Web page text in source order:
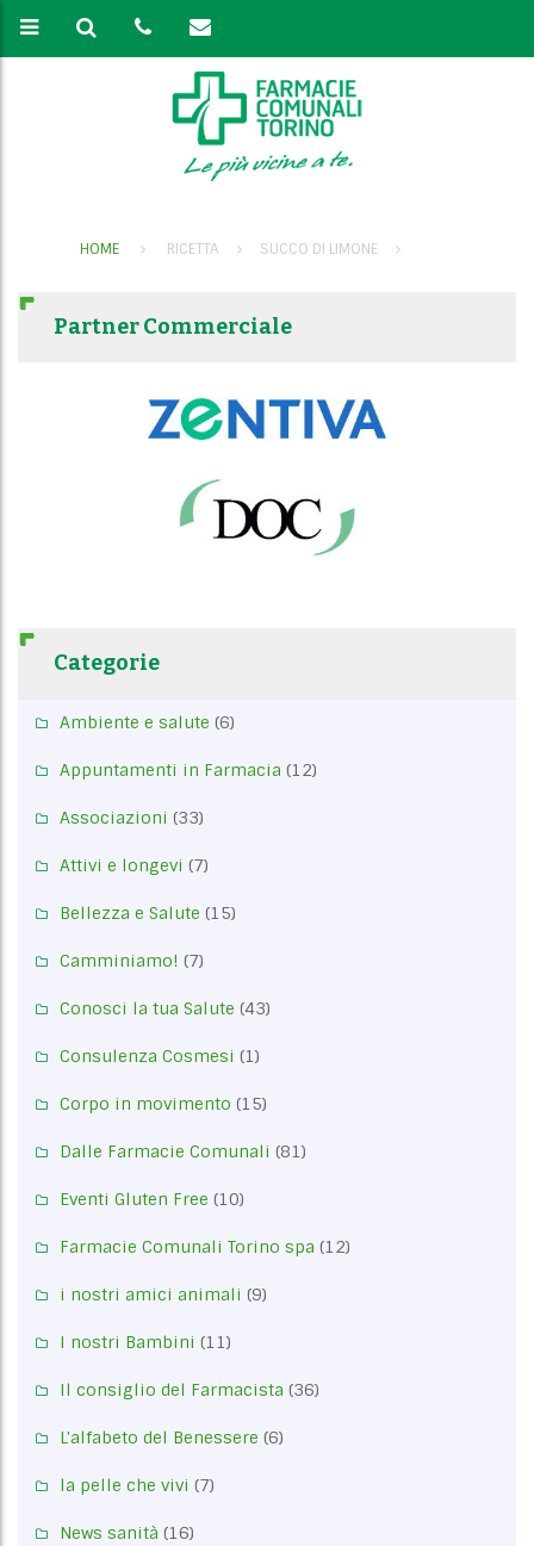
HOME RICETTA SUCCO DI LIMONE
Partner Commerciale
Categorie
Ambiente e salute (6)
Appuntamenti in Farmacia (12)
Associazioni (33)
Attivi e longevi (7)
Bellezza e Salute (15)
Camminiamo! (7)
Conosci la tua Salute (43)
Consulenza Cosmesi (1)
Corpo in movimento (15)
Dalle Farmacie Comunali (81)
Eventi Gluten Free (10)
Farmacie Comunali Torino spa (12)
i nostri amici animali (9)
I nostri Bambini (11)
Il consiglio del Farmacista (36)
L'alfabeto del Benessere (6)
la pelle che vivi (7)
News sanità (16)